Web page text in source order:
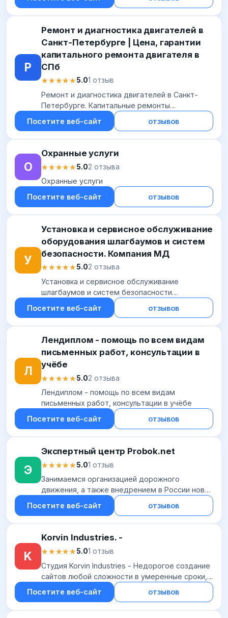
Р
Ремонт и диагностика двигателей в
Санкт-Петербурге | Цена, гарантии
капитального ремонта двигателя в
СПб
★★★★★
★★★★★5.01 отзыв
Ремонт и диагностика двигателей в Санкт-
Петербурге. Капитальные ремонты
двигателей в СПб с гарантией от 2 лет.
Посетите веб-сайт отзывов
О
Охранные услуги
★★★★★
★★★★★5.02 отзыва
Охранные услуги
Посетите веб-сайт
отзывов
У
Установка и сервисное обслуживание
оборудования шлагбаумов и систем
безопасности. Компания МД
★★★★★
★★★★★5.02 отзыва
Установка и сервисное обслуживание
шлагбаумов и систем безопасности
подъездов, офисов и прилегающих
территорий. ★ Диспетчеризация шлагбаумов
Посетите веб-сайт отзывов
Л
Лендиплом - помощь по всем видам
письменных работ, консультации в
учёбе
★★★★★
★★★★★5.02 отзыва
Лендиплом - помощь по всем видам
письменных работ, консультации в учёбе
Посетите веб-сайт
отзывов
Э
Экспертный центр Probok.net
★★★★★
★★★★★5.01 отзыв
Занимаемся организацией дорожного
движения, а также внедрением в России новой
концепции удобного дорожного движения.
Посетите веб-сайт отзывов
K
Korvin Industries. -
★★★★★
★★★★★5.01 отзыв
Студия Korvin Industries - Недорогое создание
сайтов любой сложности в умеренные сроки,
разработка баз данных для удобства вашего
Посетите веб-сайт отзывов